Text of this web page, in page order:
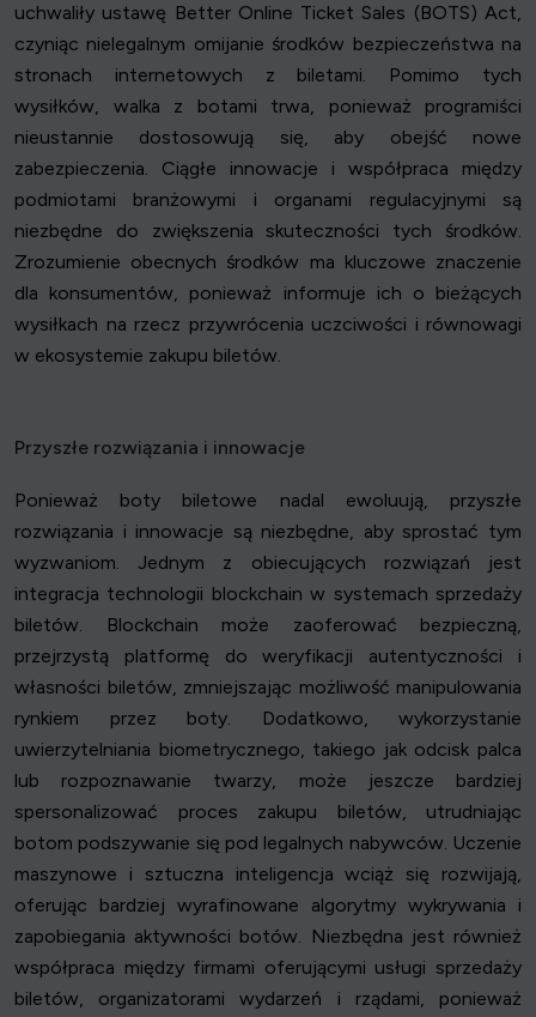
uchwaliły ustawę Better Online Ticket Sales (BOTS) Act,
czyniąc nielegalnym omijanie środków bezpieczeństwa na
stronach internetowych z biletami. Pomimo tych
wysiłków, walka z botami trwa, ponieważ programiści
nieustannie dostosowują się, aby obejść nowe
zabezpieczenia. Ciągłe innowacje i współpraca między
podmiotami branżowymi i organami regulacyjnymi są
niezbędne do zwiększenia skuteczności tych środków.
Zrozumienie obecnych środków ma kluczowe znaczenie
dla konsumentów, ponieważ informuje ich o bieżących
wysiłkach na rzecz przywrócenia uczciwości i równowagi
w ekosystemie zakupu biletów.
Przyszłe rozwiązania i innowacje
Ponieważ boty biletowe nadal ewoluują, przyszłe
rozwiązania i innowacje są niezbędne, aby sprostać tym
wyzwaniom. Jednym z obiecujących rozwiązań jest
integracja technologii blockchain w systemach sprzedaży
biletów. Blockchain może zaoferować bezpieczną,
przejrzystą platformę do weryfikacji autentyczności i
własności biletów, zmniejszając możliwość manipulowania
rynkiem przez boty. Dodatkowo, wykorzystanie
uwierzytelniania biometrycznego, takiego jak odcisk palca
lub rozpoznawanie twarzy, może jeszcze bardziej
spersonalizować proces zakupu biletów, utrudniając
botom podszywanie się pod legalnych nabywców. Uczenie
maszynowe i sztuczna inteligencja wciąż się rozwijają,
oferując bardziej wyrafinowane algorytmy wykrywania i
zapobiegania aktywności botów. Niezbędna jest również
współpraca między firmami oferującymi usługi sprzedaży
biletów, organizatorami wydarzeń i rządami, ponieważ